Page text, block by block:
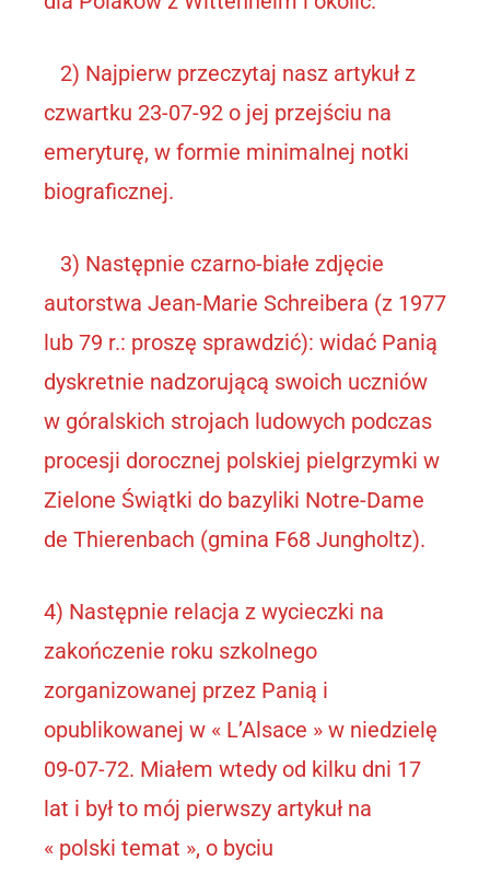
2) Najpierw przeczytaj nasz artykuł z
czwartku 23-07-92 o jej przejściu na
emeryturę, w formie minimalnej notki
biograficznej.
3) Następnie czarno-białe zdjęcie
autorstwa Jean-Marie Schreibera (z 1977
lub 79 r.: proszę sprawdzić): widać Panią
dyskretnie nadzorującą swoich uczniów
w góralskich strojach ludowych podczas
procesji dorocznej polskiej pielgrzymki w
Zielone Świątki do bazyliki Notre-Dame
de Thierenbach (gmina F68 Jungholtz).
4) Następnie relacja z wycieczki na
zakończenie roku szkolnego
zorganizowanej przez Panią i
opublikowanej w « L’Alsace » w niedzielę
09-07-72. Miałem wtedy od kilku dni 17
lat i był to mój pierwszy artykuł na
« polski temat », o byciu